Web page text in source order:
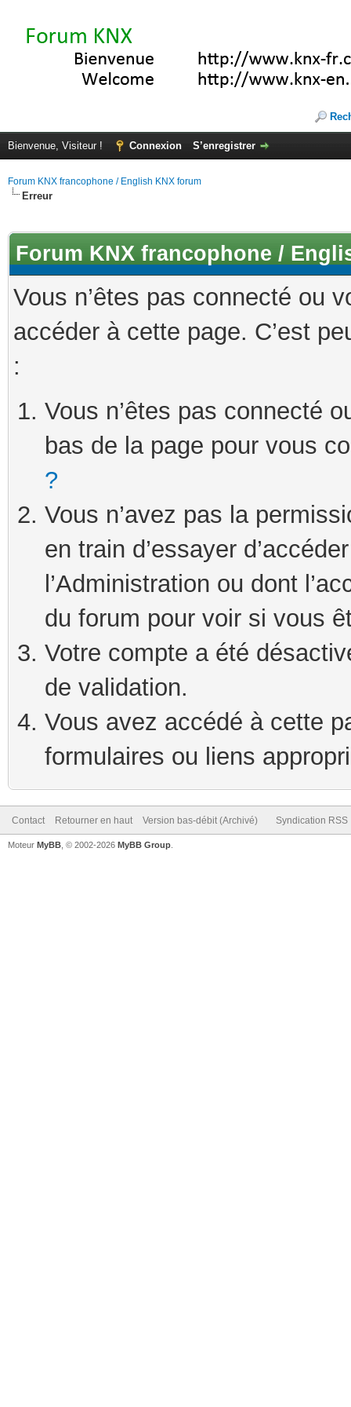
Bienvenue, Visiteur ! Connexion S’enregistrer
Forum KNX francophone / English KNX forum
Erreur
Forum KNX francophone /
Vous n’êtes pas connecté ou
accéder à cette page. C’est
:
Vous n’êtes pas connecté
bas de la page pour vous
?
Vous n’avez pas la
en train d’essayer
l’Administration ou dont
du forum pour voir si vous
Votre compte a été
de validation.
Vous avez accédé à cette
formulaires ou liens
Contact Retourner en haut Version bas-débit (Archivé) Syndication RSS
Moteur MyBB , © 2002-2026 MyBB Group